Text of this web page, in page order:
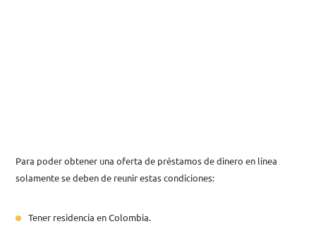
Para poder obtener una oferta de préstamos de dinero en línea
solamente se deben de reunir estas condiciones:
Tener residencia en Colombia.